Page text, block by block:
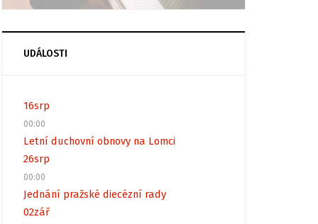
UDÁLOSTI
16srp
00:00
Letní duchovní obnovy na Lomci
26srp
00:00
Jednání pražské diecézní rady
02zář